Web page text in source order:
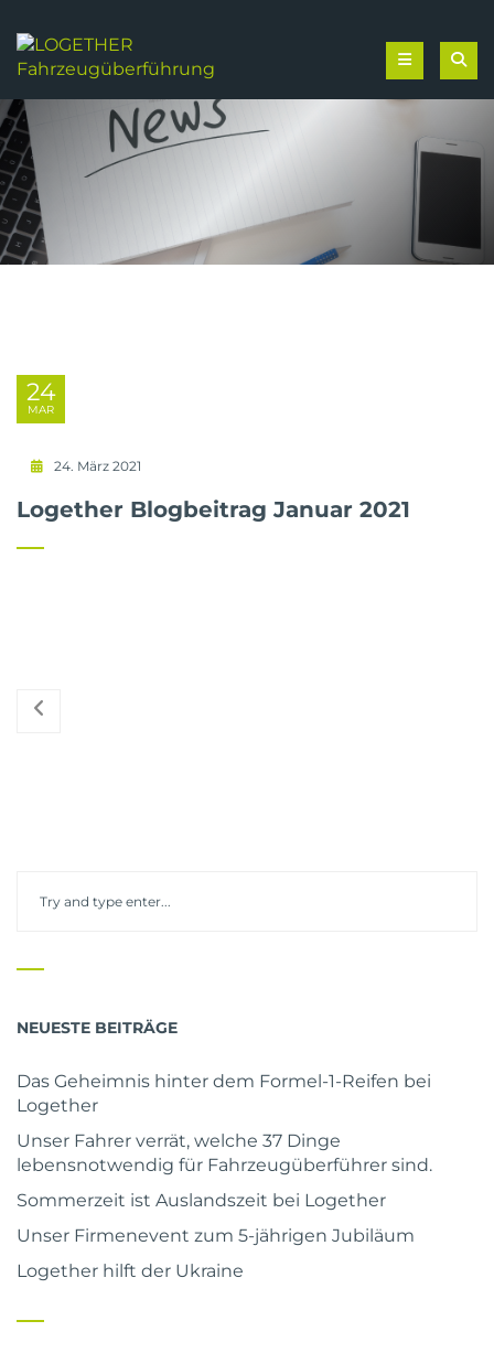
24
MAR
24. März 2021
Logether Blogbeitrag Januar 2021
NEUESTE BEITRÄGE
Das Geheimnis hinter dem Formel-1-Reifen bei
Logether
Unser Fahrer verrät, welche 37 Dinge
lebensnotwendig für Fahrzeugüberführer sind.
Sommerzeit ist Auslandszeit bei Logether
Unser Firmenevent zum 5-jährigen Jubiläum
Logether hilft der Ukraine